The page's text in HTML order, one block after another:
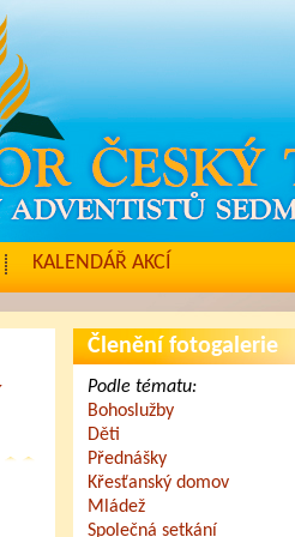
KALENDÁŘ AKCÍ
Členění fotogalerie
Podle tématu:
Bohoslužby
Děti
Přednášky
Křesťanský domov
Mládež
Společná setkání